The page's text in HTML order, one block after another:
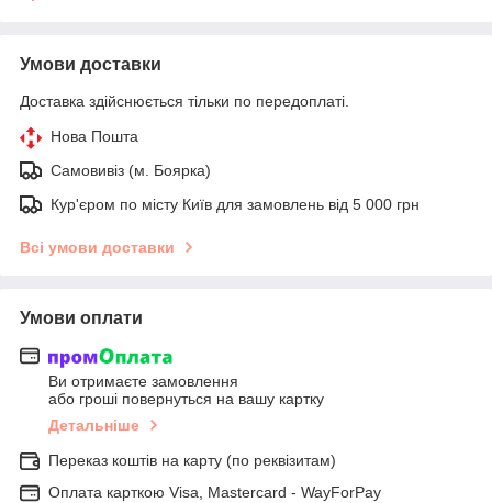
Умови доставки
Доставка здійснюється тільки по передоплаті.
Нова Пошта
Самовивіз (м. Боярка)
Кур'єром по місту Київ для замовлень від 5 000 грн
Всі умови доставки
Умови оплати
Ви отримаєте замовлення
або гроші повернуться на вашу картку
Детальніше
Переказ коштів на карту (по реквізитам)
Оплата карткою Visa, Mastercard - WayForPay